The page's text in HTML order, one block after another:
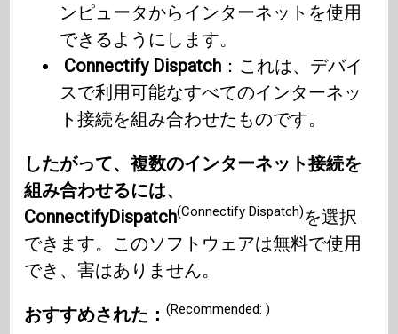
ンピュータからインターネットを使用
できるようにします。
Connectify Dispatch ：これは、デバイ
スで利用可能なすべてのインターネッ
ト接続を組み合わせたものです。
したがって、複数のインターネット接続を
組み合わせるには、
ConnectifyDispatch(Connectify Dispatch)を選択
できます。このソフトウェアは無料で使用
でき、害はありません。
おすすめされた：(Recommended: )